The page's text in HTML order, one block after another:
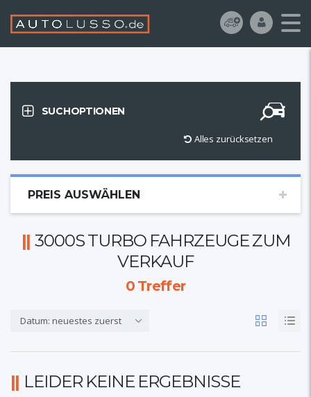
SUCHOPTIONEN
Alles zurücksetzen
PREIS AUSWÄHLEN
3000S TURBO FAHRZEUGE ZUM
VERKAUF
0Treffer
Datum: neuestes zuerst
LEIDER KEINE ERGEBNISSE